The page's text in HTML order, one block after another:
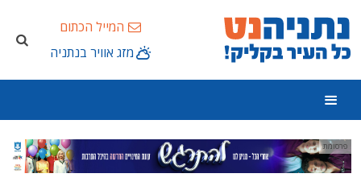
המייל הכתום
מזג אוויר בנתניה
פרסומת